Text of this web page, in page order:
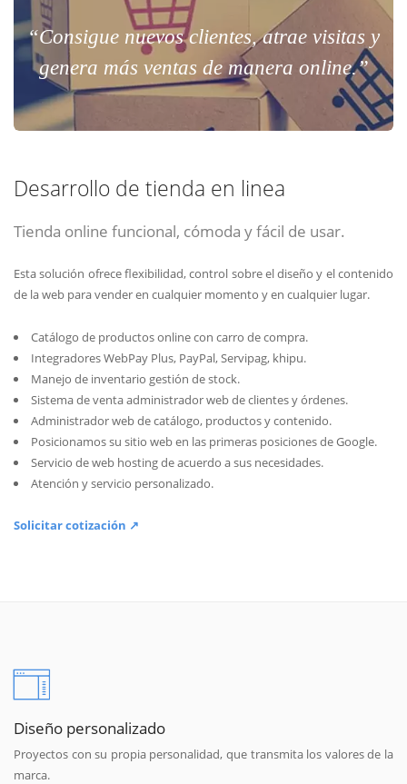
“Consigue nuevos clientes, atrae visitas y
genera más ventas de manera online.”
Desarrollo de tienda en linea
Tienda online funcional, cómoda y fácil de usar.
Esta solución ofrece flexibilidad, control sobre el diseño y el contenido
de la web para vender en cualquier momento y en cualquier lugar.
Catálogo de productos online con carro de compra.
Integradores WebPay Plus, PayPal, Servipag, khipu.
Manejo de inventario gestión de stock.
Sistema de venta administrador web de clientes y órdenes.
Administrador web de catálogo, productos y contenido.
Posicionamos su sitio web en las primeras posiciones de Google.
Servicio de web hosting de acuerdo a sus necesidades.
Atención y servicio personalizado.
Solicitar cotización ↗
Diseño personalizado
Proyectos con su propia personalidad, que transmita los valores de la
marca.